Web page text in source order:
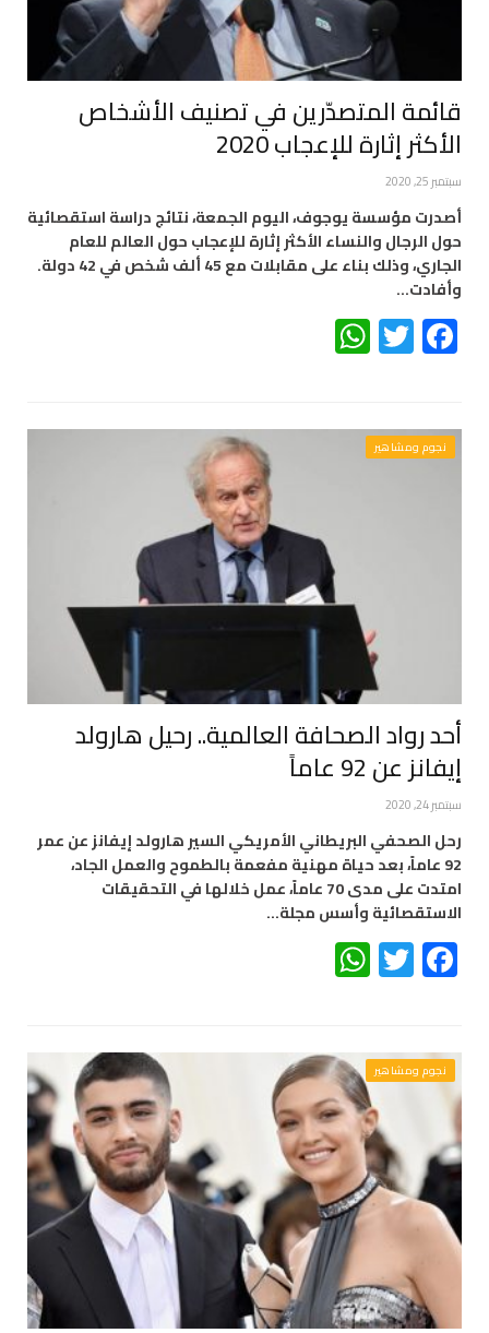
قائمة المتصدّرين في تصنيف الأشخاص
الأكثر إثارة للإعجاب 2020
سبتمبر 25, 2020
أصدرت مؤسسة يوجوف، اليوم الجمعة، نتائج دراسة استقصائية
حول الرجال والنساء الأكثر إثارة للإعجاب حول العالم للعام
الجاري، وذلك بناء على مقابلات مع 45 ألف شخص في 42 دولة.
وأفادت…
Facebook
Twitter
نجوم ومشاهير
أحد رواد الصحافة العالمية.. رحيل هارولد
إيفانز عن 92 عاماً
سبتمبر 24, 2020
رحل الصحفي البريطاني الأمريكي السير هارولد إيفانز عن عمر
92 عاماً، بعد حياة مهنية مفعمة بالطموح والعمل الجاد،
امتدت على مدى 70 عاماً، عمل خلالها في التحقيقات
الاستقصائية وأسس مجلة…
Facebook
Twitter
نجوم ومشاهير